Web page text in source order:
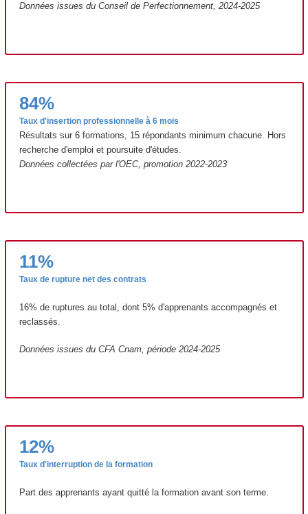
Données issues du Conseil de Perfectionnement, 2024-2025
84%
Taux d'insertion professionnelle à 6 mois
Résultats sur 6 formations, 15 répondants minimum chacune. Hors
recherche d'emploi et poursuite d'études.
Données collectées par l'OEC, promotion 2022-2023
11%
Taux de rupture net des contrats
16% de ruptures au total, dont 5% d'apprenants accompagnés et
reclassés.
Données issues du CFA Cnam, période 2024-2025
12%
Taux d'interruption de la formation
Part des apprenants ayant quitté la formation avant son terme.